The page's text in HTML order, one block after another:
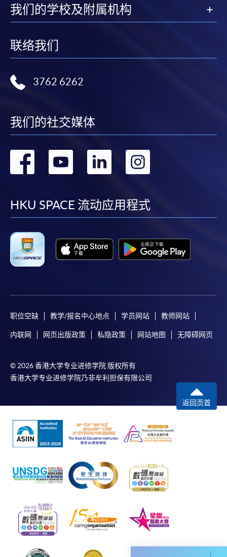
JavaScript程式瀏覽器的電腦上進行。建議選用
Google Chrome瀏覽器。
必須重新開始整個申請程序。
報讀優惠，請親臨學院的報名中心報名。
功被獲取錄。任何不成功的申請，課程組職員將儘
程/科目只可提交一次申請。
在網上報名過程中，付款成功後，網頁將顯示付款
子郵件帳戶。請保留確定回條作日後查詢用途。
除特殊情況(例如課程因報名人數不足而被取消)及
法例規定外，一切已繳費用，概不退還。
如須甄選入學，則正式收據並不可作為 閣下已獲
取錄的證明。學院將在截止報名日期後儘快通知申
免責聲明
本學院為學院開設的其中一些課程提供在線服務的平台。雖然
本學院會力求在有關網頁上刊載的資訊正確和合時，但本學院
卻不能為這些資訊作出任何明確或隱含的保證。本學院尤其不
會保證下列各項：資訊並無侵犯版權，資訊可安全使用、資訊
本學院（包括其僱員及附屬機構）對你在網上付款而由下列原
因所導致的任何損失，一概不負責；上述原因包括：（1）由
付款銀行或獨立商戶因為付款的網關在處理付款的信用卡、付
款卡、智能卡或其他付款的設施時出現任何信息或資訊傳送的
失誤、延誤、中斷、中止、或限制（2）從付款的網關傳送而
（3）付款的網關在完成網上付款時出現的故障、失靈、或失
誤；（4）任何由付款的網關引起或與付款的網關相關的原
因，包括未獲授權進入、資料傳送的改動、任何非法行為等。
我们的学校及附属机构
联络我们
3762 6262
我们的社交媒体
转
facebook
转
youtube
转
linkedin
转
HKU SPACE 流动应用程式
职位空缺 教学/报名中心地点 学员网站 教师网站
内联网 网页出版政策 私隐政策 网站地图 无障碍网页
© 2026 香港大学专业进修学院 版权所有
香港大学专业进修学院乃非牟利担保有限公司
返回页首